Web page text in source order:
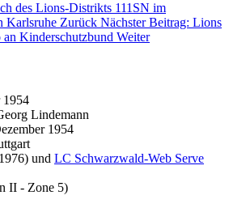
des Lions-Distrikts 111SN im
Karlsruhe Zurück Nächster Beitrag: Lions
Kinderschutzbund Weiter
1954
Lindemann
1954
und LC Schwarzwald-Web Serve
II - Zone 5)